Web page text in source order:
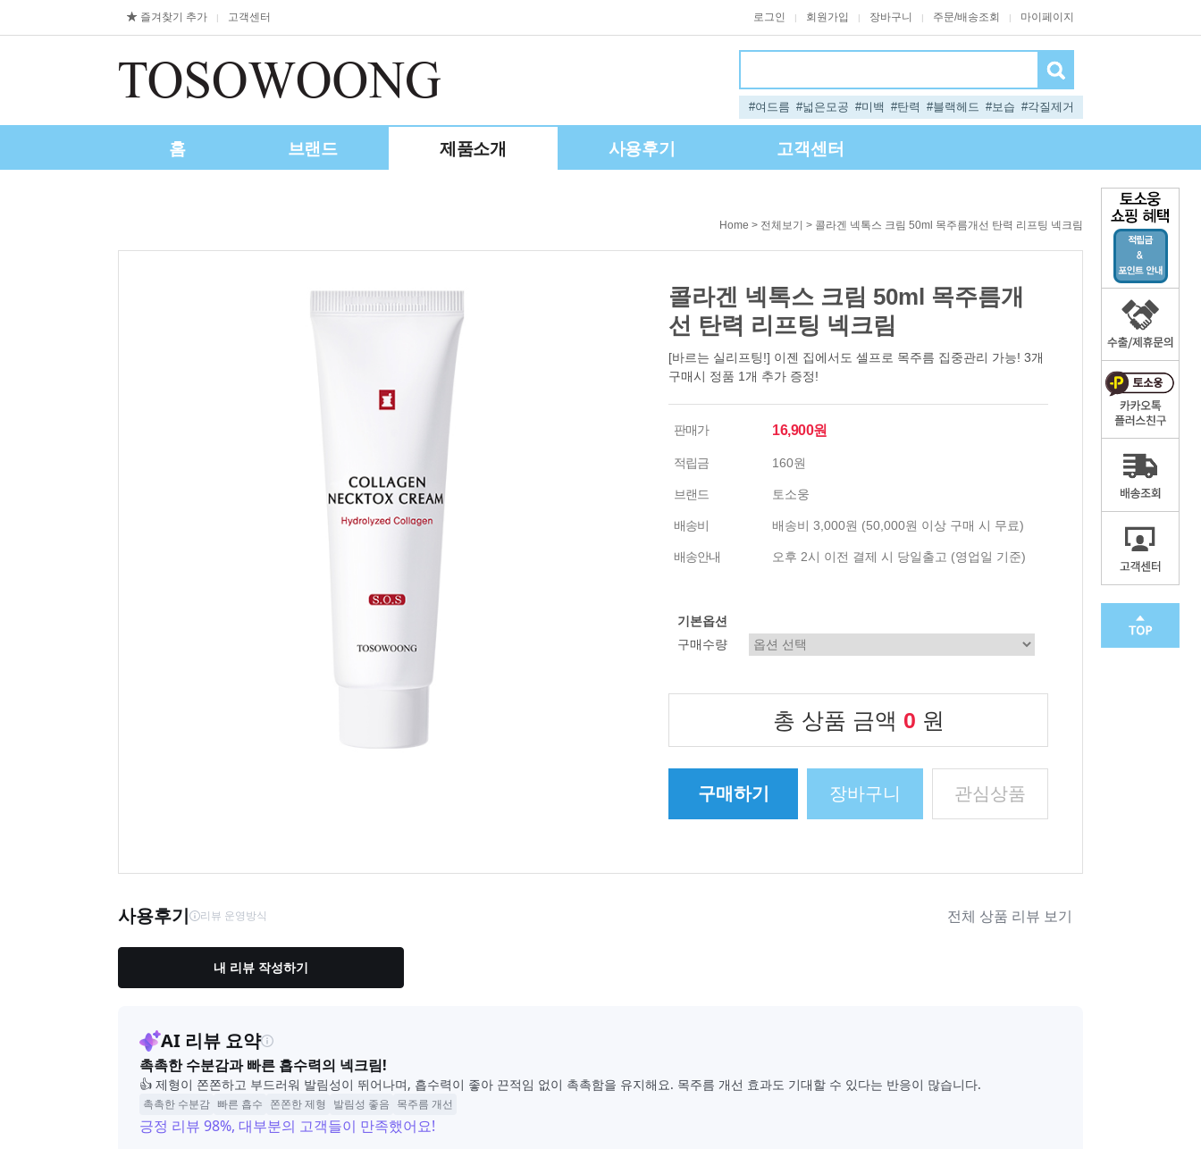
즐겨찾기 추가 | 고객센터 로그인 | 회원가입 | 장바구니 | 주문/배송조회 | 마이페이지
#여드름 #넓은모공 #미백 #탄력 #블랙헤드 #보습 #각질제거
홈 브랜드 제품소개 사용후기 고객센터
Home > 전체보기 > 콜라겐 넥톡스 크림 50ml 목주름개선 탄력 리프팅 넥크림
콜라겐 넥톡스 크림 50ml 목주름개
선 탄력 리프팅 넥크림
[바르는 실리프팅!] 이젠 집에서도 셀프로 목주름 집중관리 가능! 3개
구매시 정품 1개 추가 증정!
판매가 16,900원
적립금 160원
브랜드 토소웅
배송비 배송비 3,000원 (50,000원 이상 구매 시 무료)
배송안내 오후 2시 이전 결제 시 당일출고 (영업일 기준)
기본옵션
구매수량
총 상품 금액 0 원
구매하기 장바구니 관심상품